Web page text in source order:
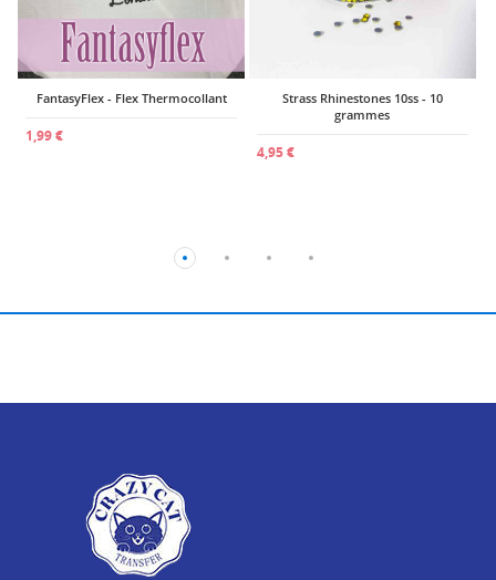
FantasyFlex - Flex Thermocollant
1,99 €
Strass Rhinestones 10ss - 10
grammes
4,95 €